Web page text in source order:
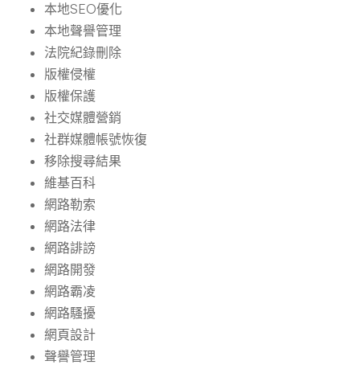
本地SEO優化
本地聲譽管理
法院紀錄刪除
版權侵權
版權保護
社交媒體營銷
社群媒體帳號恢復
移除搜尋結果
維基百科
網路勒索
網路法律
網路誹謗
網路開發
網路霸凌
網路騷擾
網頁設計
聲譽管理